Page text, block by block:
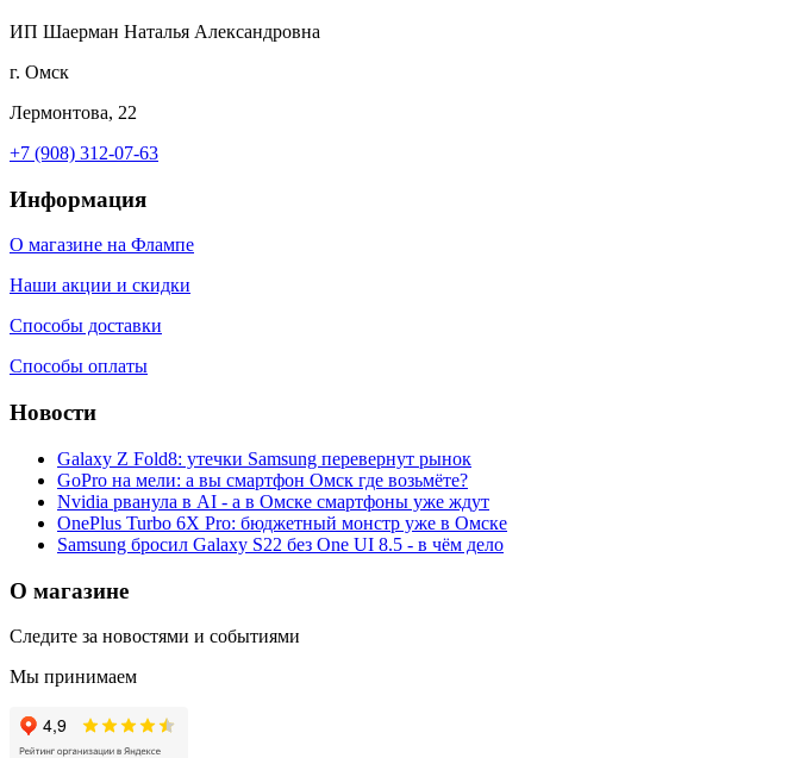
ИП Шаерман Наталья Александровна
г. Омск
Лермонтова, 22
+7 (908) 312-07-63
Информация
О магазине на Флампе
Наши акции и скидки
Способы доставки
Способы оплаты
Новости
Galaxy Z Fold8: утечки Samsung перевернут рынок
GoPro на мели: а вы смартфон Омск где возьмёте?
Nvidia рванула в AI - а в Омске смартфоны уже ждут
OnePlus Turbo 6X Pro: бюджетный монстр уже в Омске
Samsung бросил Galaxy S22 без One UI 8.5 - в чём дело
О магазине
Следите за новостями и событиями
Мы принимаем